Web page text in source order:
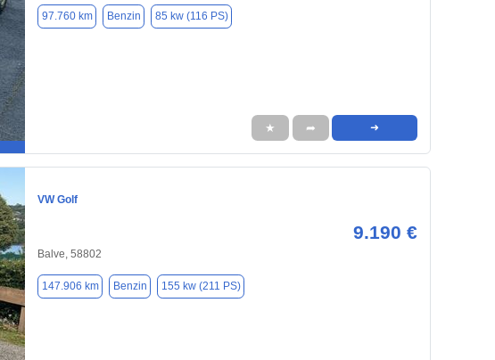
97.760 km Benzin 85 kw (116 PS)
★ ➦ ➜
VW Golf
9.190 €
Balve, 58802
147.906 km Benzin 155 kw (211 PS)